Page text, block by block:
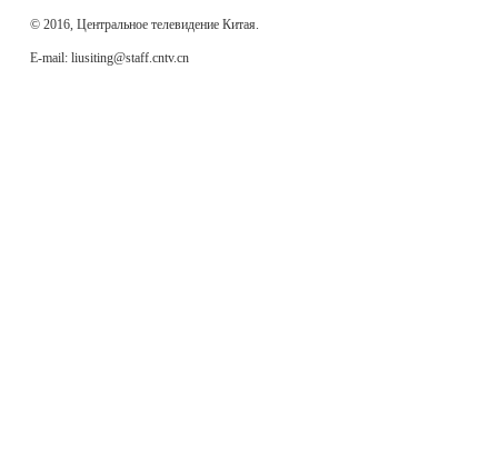
© 2016, Центральное телевидение Китая.
E-mail: liusiting@staff.cntv.cn